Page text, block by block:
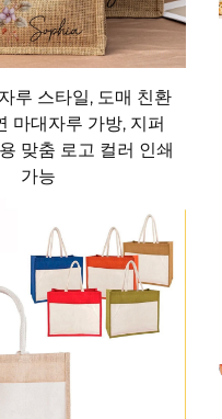
입니다. 일회용 플라스틱
하나의 자루 가방은 수백
인 혜택을 제공하기도 하
예산을 책정할 필요가
공합니다. 내구성과 재
루 스타일, 도매 친환
마대자루 가방, 지퍼
맞춤 로고 컬러 인쇄
가능